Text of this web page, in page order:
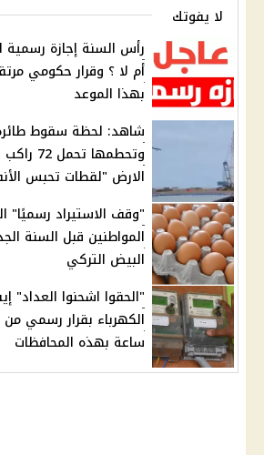
لا يفوتك
رأس السنة إجازة رسمية
أم لا ؟ وقرار حكومي
بهذا الموعد
شاهد: لحظة سقوط طائرة
وتحطمها
الارض "لقطات تحبس
"وقف الاستيراد رسميًا"
البيض التركي
"الحقوا اشحنوا
ساعة بهذه المحافظات